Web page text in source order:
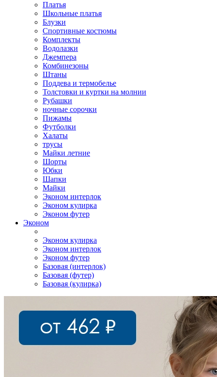
Платья
Школьные платья
Блузки
Спортивные костюмы
Комплекты
Водолазки
Джемпера
Комбинезоны
Штаны
Поддева и термобелье
Толстовки и куртки на молнии
Рубашки
ночные сорочки
Пижамы
Футболки
Халаты
трусы
Майки летние
Шорты
Юбки
Шапки
Майки
Эконом интерлок
Эконом кулирка
Эконом футер
Эконом
Эконом кулирка
Эконом интерлок
Эконом футер
Базовая (интерлок)
Базовая (футер)
Базовая (кулирка)